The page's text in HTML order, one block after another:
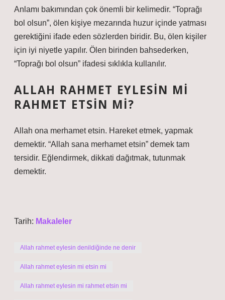
Anlamı bakımından çok önemli bir kelimedir. “Toprağı
bol olsun”, ölen kişiye mezarında huzur içinde yatması
gerektiğini ifade eden sözlerden biridir. Bu, ölen kişiler
için iyi niyetle yapılır. Ölen birinden bahsederken,
“Toprağı bol olsun” ifadesi sıklıkla kullanılır.
ALLAH RAHMET EYLESIN MI
RAHMET ETSIN MI?
Allah ona merhamet etsin. Hareket etmek, yapmak
demektir. “Allah sana merhamet etsin” demek tam
tersidir. Eğlendirmek, dikkati dağıtmak, tutunmak
demektir.
Tarih: Makaleler
Allah rahmet eylesin denildiğinde ne denir
Allah rahmet eylesin mi etsin mi
Allah rahmet eylesin mi rahmet etsin mi